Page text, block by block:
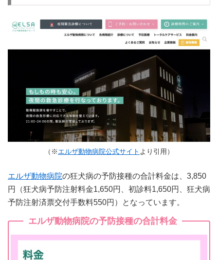
（※エルザ動物病院公式サイト より引用）
エルザ動物病院の狂犬病の予防接種の合計料金は、3,850
円（狂犬病予防注射料金1,650円、初診料1,650円、狂犬病
予防注射済票交付手数料550円）となっています。
エルザ動物病院の予防接種の合計料金